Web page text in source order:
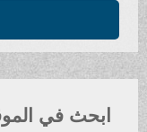
ابحث في الموقع